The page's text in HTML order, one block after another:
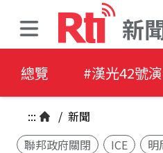
新
總覽 #漢光42號
::: / 新聞
聯邦政府關閉
ICE
明